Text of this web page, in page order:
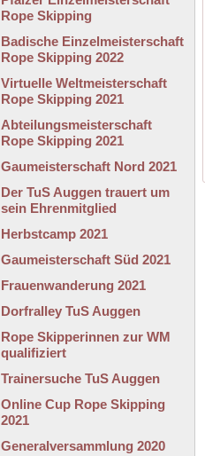
Rope Skipping
Badische Einzelmeisterschaft
Rope Skipping 2022
Virtuelle Weltmeisterschaft
Rope Skipping 2021
Abteilungsmeisterschaft
Rope Skipping 2021
Gaumeisterschaft Nord 2021
Der TuS Auggen trauert um
sein Ehrenmitglied
Herbstcamp 2021
Gaumeisterschaft Süd 2021
Frauenwanderung 2021
Dorfralley TuS Auggen
Rope Skipperinnen zur WM
qualifiziert
Trainersuche TuS Auggen
Online Cup Rope Skipping
2021
Generalversammlung 2020